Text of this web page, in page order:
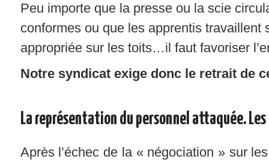
Peu importe que la presse ou la scie
conformes ou que les apprentis travaillent
appropriée sur les toits…il faut favoriser
Notre syndicat exige donc le retrait de
La représentation du personnel attaquée. Les
Après l’échec de la « négociation » sur